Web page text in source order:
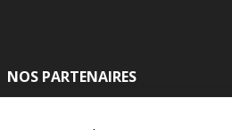
NOS PARTENAIRES